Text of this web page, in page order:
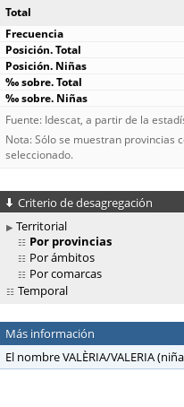
Total
Fuente: Idescat, a partir de la
Nota: Sólo se muestran provincias
seleccionado.
Criterio de desagregación
Territorial
Por provincias
Por ámbitos
Por comarcas
Temporal
Más información
El nombre VALÈRIA/VALERIA